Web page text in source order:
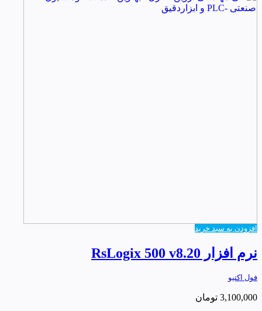
افزودن به سبد خرید
نرم افزار RsLogix 500 v8.20
فول اکتیو
3,100,000 تومان